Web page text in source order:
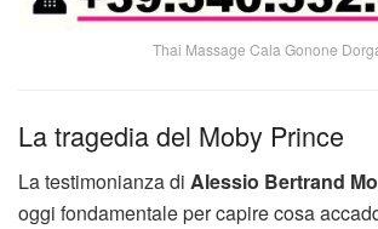
Thai Massage Cala Gonone
La tragedia del Moby Prince
La testimonianza di Alessio Bertrand
oggi fondamentale per capire cosa